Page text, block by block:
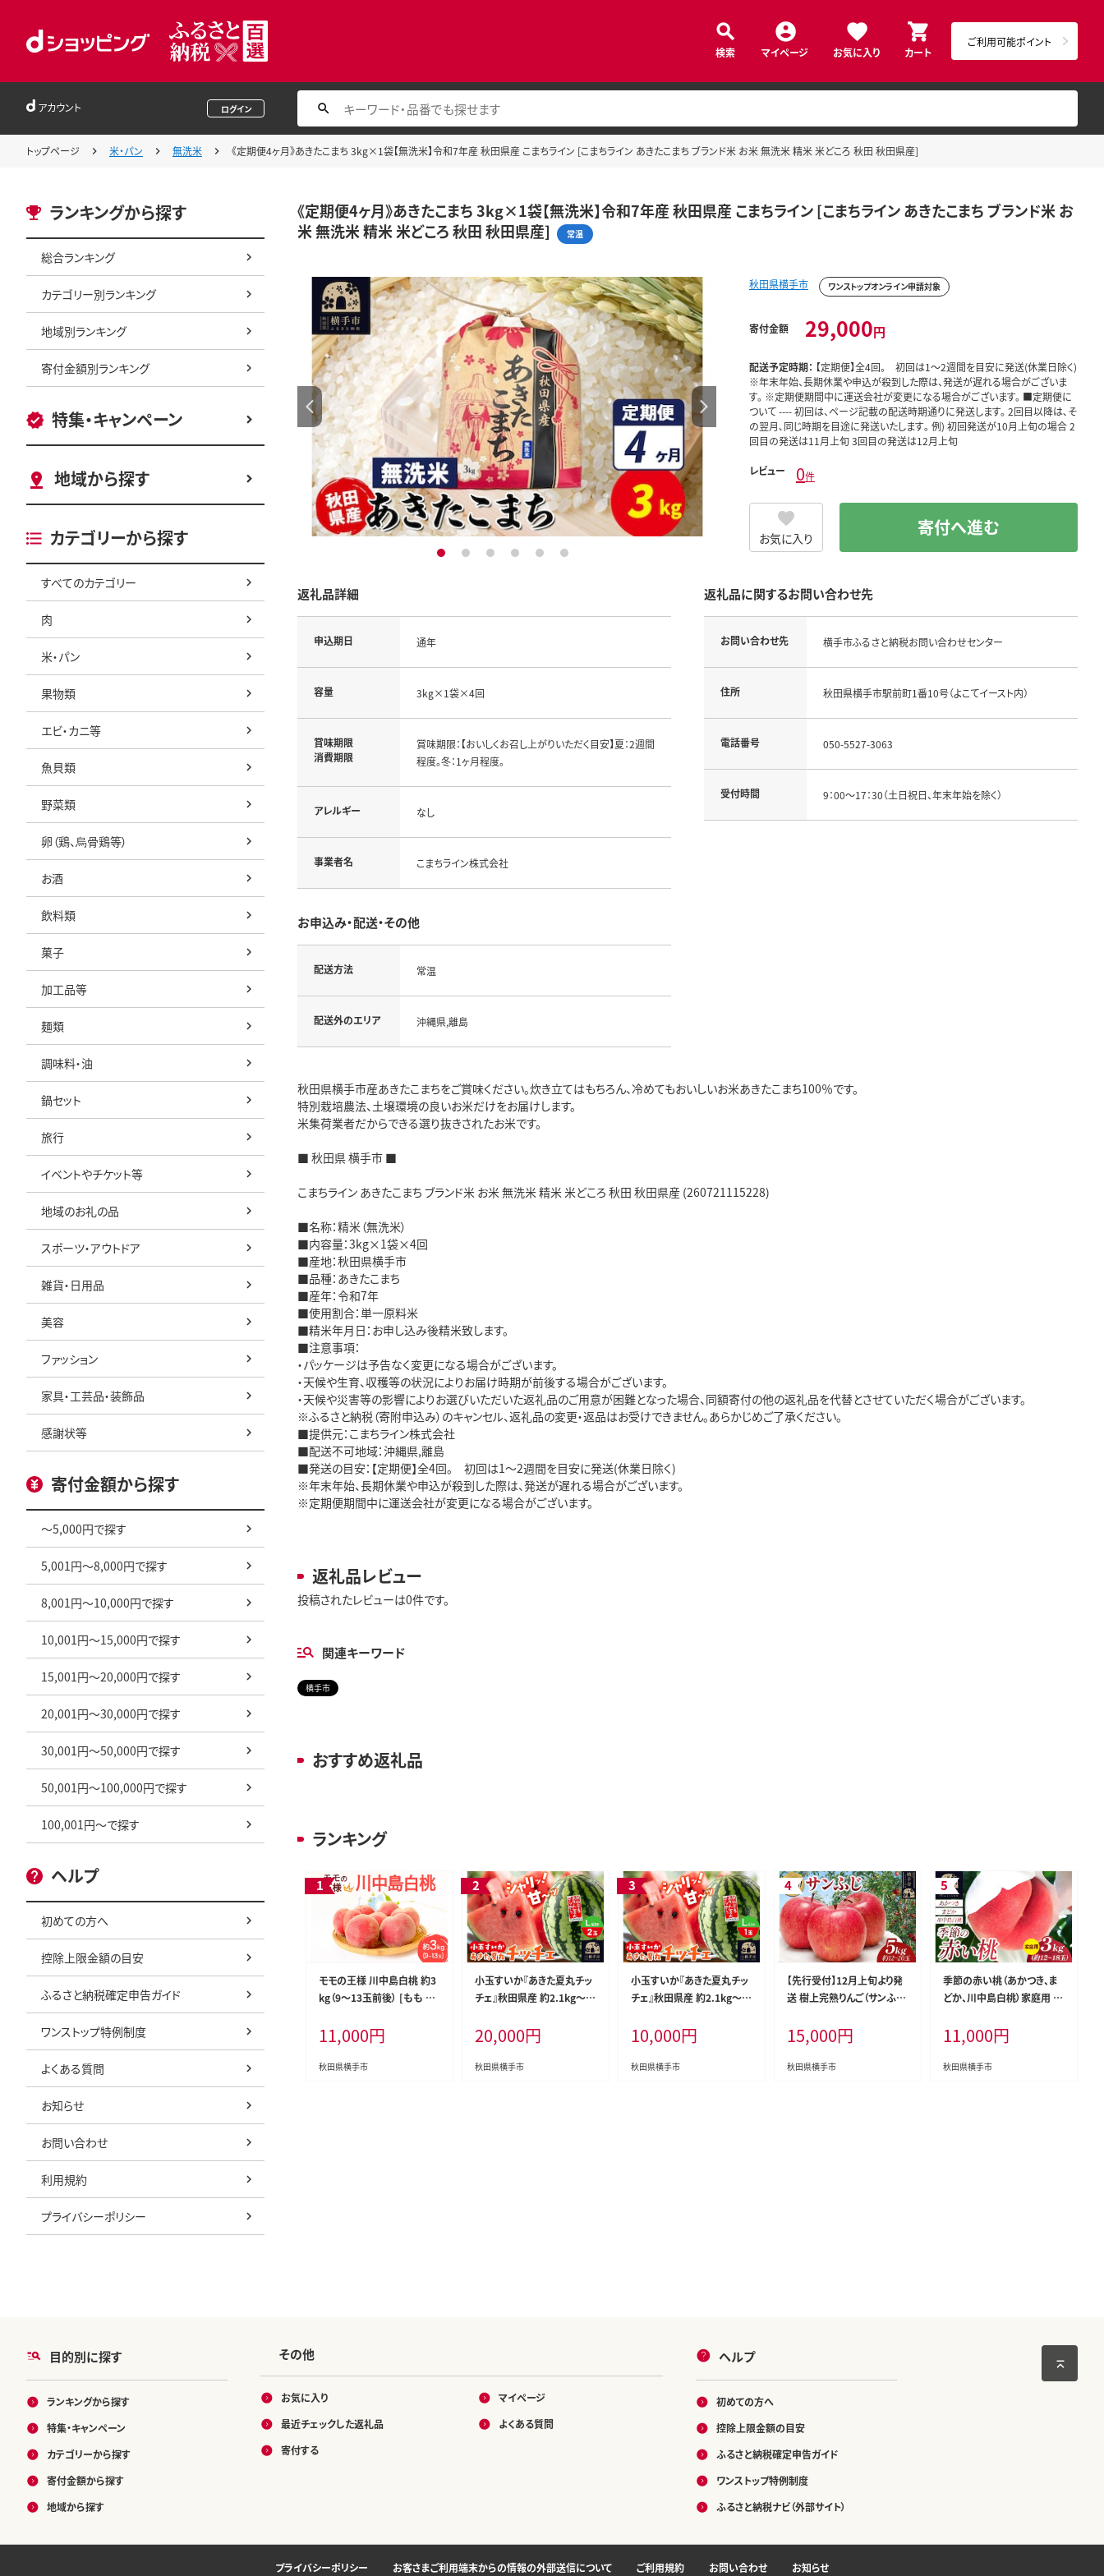
検索 マイページ お気に入り カート
ご利用可能ポイント
アカウント ログイン
トップページ 米・パン 無洗米 《定期便4ヶ月》あきたこまち 3kg×1袋【無洗米】令和7年産 秋田県産 こまちライン [こまちライン あきたこまち ブランド米 お米 無洗米 精米 米どころ 秋田 秋田県産]
ランキングから探す
総合ランキング
カテゴリー別ランキング
地域別ランキング
寄付金額別ランキング
特集・キャンペーン
地域から探す
カテゴリーから探す
すべてのカテゴリー
肉
米・パン
果物類
エビ・カニ等
魚貝類
野菜類
卵（鶏、烏骨鶏等）
お酒
飲料類
菓子
加工品等
麺類
調味料・油
鍋セット
旅行
イベントやチケット等
地域のお礼の品
スポーツ・アウトドア
雑貨・日用品
美容
ファッション
家具・工芸品・装飾品
感謝状等
寄付金額から探す
～5,000円で探す
5,001円～8,000円で探す
8,001円～10,000円で探す
10,001円～15,000円で探す
15,001円～20,000円で探す
20,001円～30,000円で探す
30,001円～50,000円で探す
50,001円～100,000円で探す
100,001円～で探す
ヘルプ
初めての方へ
控除上限金額の目安
ふるさと納税確定申告ガイド
ワンストップ特例制度
よくある質問
お知らせ
お問い合わせ
利用規約
プライバシーポリシー
《定期便4ヶ月》あきたこまち 3kg×1袋【無洗米】令和7年産 秋田県産 こまちライン [こまちライン あきたこまち ブランド米 お
米 無洗米 精米 米どころ 秋田 秋田県産]
常温
1 2 3 4 5 6
秋田県横手市 ワンストップオンライン申請対象
寄付金額 29,000円
配送予定時期： 【定期便】全4回。 初回は1～2週間を目安に発送(休業日除く)
※年末年始、長期休業や申込が殺到した際は、発送が遅れる場合がございま
す。 ※定期便期間中に運送会社が変更になる場合がございます。 ■定期便に
ついて ---- 初回は、ページ記載の配送時期通りに発送します。 2回目以降は､そ
の翌月､同じ時期を目途に発送いたします｡ 例) 初回発送が10月上旬の場合 2
回目の発送は11月上旬 3回目の発送は12月上旬
レビュー 0件
お気に入り 寄付へ進む
返礼品詳細
申込期日 通年
容量 3kg×1袋×4回
賞味期限
消費期限
賞味期限：【おいしくお召し上がりいただく目安】夏：2週間
程度。冬：1ヶ月程度。
アレルギー なし
事業者名 こまちライン株式会社
お申込み・配送・その他
配送方法 常温
配送外のエリア 沖縄県,離島
返礼品に関するお問い合わせ先
お問い合わせ先 横手市ふるさと納税お問い合わせセンター
住所 秋田県横手市駅前町1番10号（よこてイースト内）
電話番号 050-5527-3063
受付時間 9：00～17：30（土日祝日、年末年始を除く）
秋田県横手市産あきたこまちをご賞味ください。炊き立てはもちろん、冷めてもおいしいお米あきたこまち100％です。
特別栽培農法、土壌環境の良いお米だけをお届けします。
米集荷業者だからできる選り抜きされたお米です。
■ 秋田県 横手市 ■
こまちライン あきたこまち ブランド米 お米 無洗米 精米 米どころ 秋田 秋田県産 (260721115228)
■名称：精米（無洗米）
■内容量：3kg×1袋×4回
■産地：秋田県横手市
■品種：あきたこまち
■産年：令和7年
■使用割合：単一原料米
■精米年月日：お申し込み後精米致します。
■注意事項：
・パッケージは予告なく変更になる場合がございます。
・天候や生育、収穫等の状況によりお届け時期が前後する場合がございます。
・天候や災害等の影響によりお選びいただいた返礼品のご用意が困難となった場合、同額寄付の他の返礼品を代替とさせていただく場合がございます。
※ふるさと納税（寄附申込み）のキャンセル、返礼品の変更・返品はお受けできません。あらかじめご了承ください。
■提供元：こまちライン株式会社
■配送不可地域：沖縄県,離島
■発送の目安：【定期便】全4回。 初回は1～2週間を目安に発送(休業日除く)
※年末年始、長期休業や申込が殺到した際は、発送が遅れる場合がございます。
※定期便期間中に運送会社が変更になる場合がございます。
返礼品レビュー
投稿されたレビューは0件です。
関連キーワード
横手市
おすすめ返礼品
ランキング
モモの王様 川中島白桃 約3
kg（9～13玉前後） [もも モ
ツ 産地直送 お取り寄せ]
11,000円
秋田県横手市
小玉すいか『あきた夏丸チッ
チェ』秋田県産 約2.1kg～2.
瓜 小玉すいか 小玉スイカ
甘い あきた 秋田 オリジナル
品種 夏果物 夏フルーツ あ
20,000円
秋田県横手市
小玉すいか『あきた夏丸チッ
チェ』秋田県産 約2.1kg～2.
瓜 小玉すいか 小玉スイカ
甘い あきた 秋田 オリジナル
品種 夏果物 夏フルーツ あ
10,000円
秋田県横手市
【先行受付】12月上旬より発
送 樹上完熟りんご（サンふ
玉） 喜三郎農園 [先行予約
秋田県 横手市 林檎 リンゴ
りんご 果物 フルーツ 贈答
15,000円
秋田県横手市
季節の赤い桃（あかつき、ま
どか、川中島白桃）家庭用 約
農園 [秋田県 横手市 桃 も
も モモ 果物 フルーツ 家庭
用]
11,000円
秋田県横手市
目的別に探す
ランキングから探す
特集・キャンペーン
カテゴリーから探す
寄付金額から探す
地域から探す
その他
お気に入り
最近チェックした返礼品
寄付する
マイページ
よくある質問
ヘルプ
初めての方へ
控除上限金額の目安
ふるさと納税確定申告ガイド
ワンストップ特例制度
ふるさと納税ナビ（外部サイト）
プライバシーポリシー お客さまご利用端末からの情報の外部送信について ご利用規約 お問い合わせ お知らせ